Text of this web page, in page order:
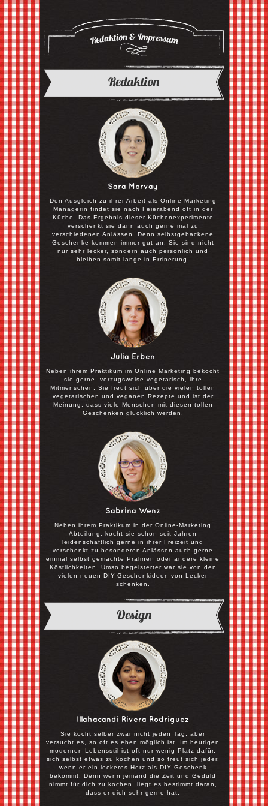
Redaktion
Sara Morvay
Den Ausgleich zu ihrer Arbeit als Online Marketing
Managerin findet sie nach Feierabend oft in der
Küche. Das Ergebnis dieser Küchenexperimente
verschenkt sie dann auch gerne mal zu
verschiedenen Anlässen. Denn selbstgebackene
Geschenke kommen immer gut an: Sie sind nicht
nur sehr lecker, sondern auch persönlich und
bleiben somit lange in Errinerung.
Julia Erben
Neben ihrem Praktikum im Online Marketing bekocht
sie gerne, vorzugsweise vegetarisch, ihre
Mitmenschen. Sie freut sich über die vielen tollen
vegetarischen und veganen Rezepte und ist der
Meinung, dass viele Menschen mit diesen tollen
Geschenken glücklich werden.
Sabrina Wenz
Neben ihrem Praktikum in der Online-Marketing
Abteilung, kocht sie schon seit Jahren
leidenschaftlich gerne in ihrer Freizeit und
verschenkt zu besonderen Anlässen auch gerne
einmal selbst gemachte Pralinen oder andere kleine
Köstlichkeiten. Umso begeisterter war sie von den
vielen neuen DIY-Geschenkideen von Lecker
schenken.
Design
Illahacandi Rivera Rodriguez
Sie kocht selber zwar nicht jeden Tag, aber
versucht es, so oft es eben möglich ist. Im heutigen
modernen Lebensstil ist oft nur wenig Platz dafür,
sich selbst etwas zu kochen und so freut sich jeder,
wenn er ein leckeres Herz als DIY Geschenk
bekommt. Denn wenn jemand die Zeit und Geduld
nimmt für dich zu kochen, liegt es bestimmt daran,
dass er dich sehr gerne hat.